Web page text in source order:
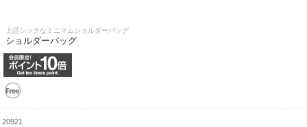
上品シックなミニマムショルダーバッグ
ショルダーバッグ
20921